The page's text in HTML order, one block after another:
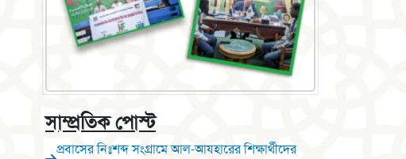
সাম্প্রতিক পোস্ট
প্রবাসের নিঃশব্দ সংগ্রামে আল-আযহারের শিক্ষার্থীদের